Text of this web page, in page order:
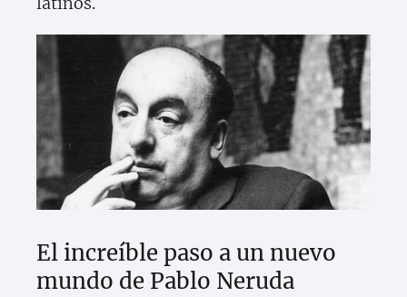
El increíble paso a un nuevo
mundo de Pablo Neruda